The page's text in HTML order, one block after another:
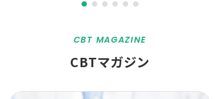
CBT MAGAZINE
CBTマガジン